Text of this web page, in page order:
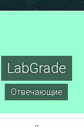
LabGrade
Отвечающие